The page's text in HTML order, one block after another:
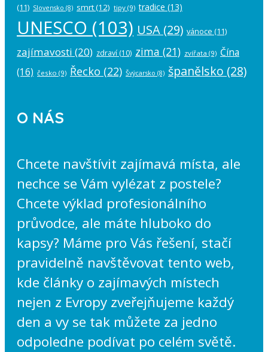
(11) Slovensko (8) smrt(12) tipy (9) tradice (13)
UNESCO (103) USA (29) vánoce (11)
zajímavosti (20) zdraví (10) zima (21) zvířata (9) Čína
(16) česko (9) Řecko (22) Švýcarsko (8) španělsko (28)
O NÁS
Chcete navštívit zajímavá místa, ale
nechce se Vám vylézat z postele?
Chcete výklad profesionálního
průvodce, ale máte hluboko do
kapsy? Máme pro Vás řešení, stačí
pravidelně navštěvovat tento web,
kde články o zajímavých místech
nejen z Evropy zveřejňujeme každý
den a vy se tak můžete za jedno
odpoledne podívat po celém světě.